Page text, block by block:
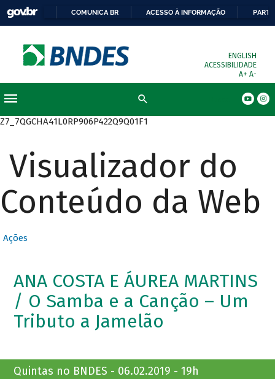
COMUNICA BR ACESSO À INFORMAÇÃO
ENGLISH
ACESSIBILIDADE
A+ A-
Z7_7QGCHA41L0RP906P422Q9Q01F1
Visualizador do
Conteúdo da Web
Ações
ANA COSTA E ÁUREA MARTINS
/ O Samba e a Canção – Um
Tributo a Jamelão
Quintas no BNDES - 06.02.2019 - 19h